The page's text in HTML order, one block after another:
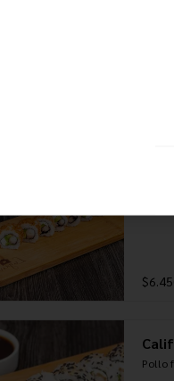
Pollo